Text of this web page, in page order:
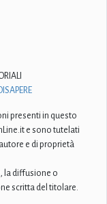
presenti in questo
e sono tutelati
e di proprietà
la diffusione o
scritta del titolare.